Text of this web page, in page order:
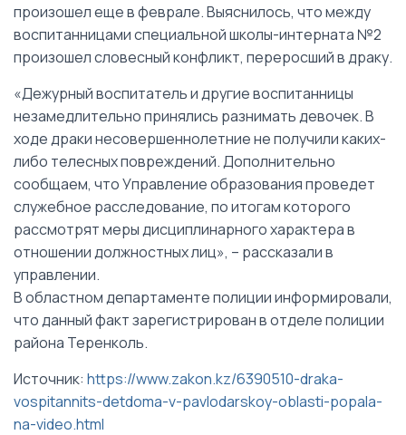
произошел еще в феврале. Выяснилось, что между
воспитанницами специальной школы-интерната №2
произошел словесный конфликт, переросший в драку.
«Дежурный воспитатель и другие воспитанницы
незамедлительно принялись разнимать девочек. В
ходе драки несовершеннолетние не получили каких-
либо телесных повреждений. Дополнительно
сообщаем, что Управление образования проведет
служебное расследование, по итогам которого
рассмотрят меры дисциплинарного характера в
отношении должностных лиц», – рассказали в
управлении.
В областном департаменте полиции информировали,
что данный факт зарегистрирован в отделе полиции
района Теренколь.
Источник: https://www.zakon.kz/6390510-draka-
vospitannits-detdoma-v-pavlodarskoy-oblasti-popala-
na-video.html